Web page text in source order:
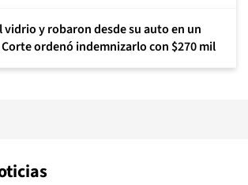
vidrio y robaron desde su auto en un
ordenó indemnizarlo con $270 mil